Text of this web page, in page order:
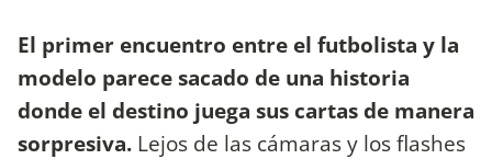
El primer encuentro entre el futbolista y la
modelo parece sacado de una historia
donde el destino juega sus cartas de manera
sorpresiva. Lejos de las cámaras y los flashes